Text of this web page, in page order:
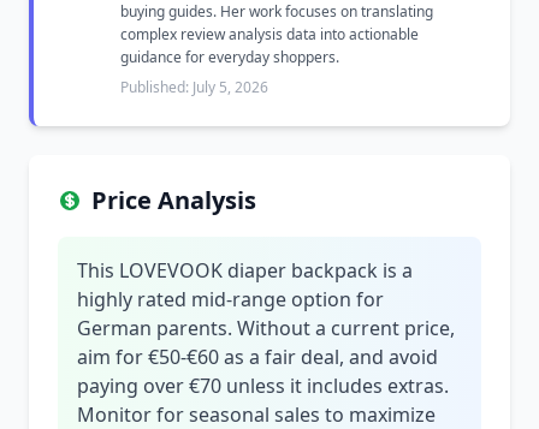
buying guides. Her work focuses on translating
complex review analysis data into actionable
guidance for everyday shoppers.
Published: July 5, 2026
Price Analysis
This LOVEVOOK diaper backpack is a
highly rated mid-range option for
German parents. Without a current price,
aim for €50-€60 as a fair deal, and avoid
paying over €70 unless it includes extras.
Monitor for seasonal sales to maximize